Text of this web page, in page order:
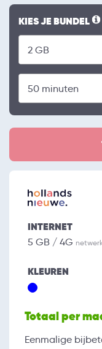
KIES JE BUNDEL
INTERNET
5 GB / 4G
KLEUREN
Totaal per
Eenmalige